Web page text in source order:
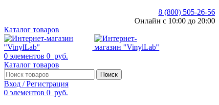
8 (800) 505-26-56
Онлайн с 10:00 до 20:00
Каталог товаров
0 элементов 0 руб.
Каталог товаров
Поиск
Вход / Регистрация
0 элементов 0 руб.